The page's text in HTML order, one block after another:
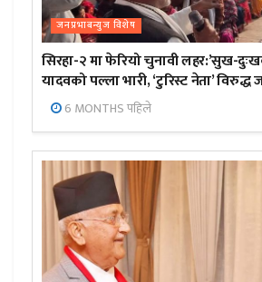
जनप्रभाबन्युज विशेष
सिरहा-२ मा फेरियो चुनावी लहर:’सुख-
यादवको पल्ला भारी, ‘टुरिस्ट नेता’
6 MONTHS पहिले